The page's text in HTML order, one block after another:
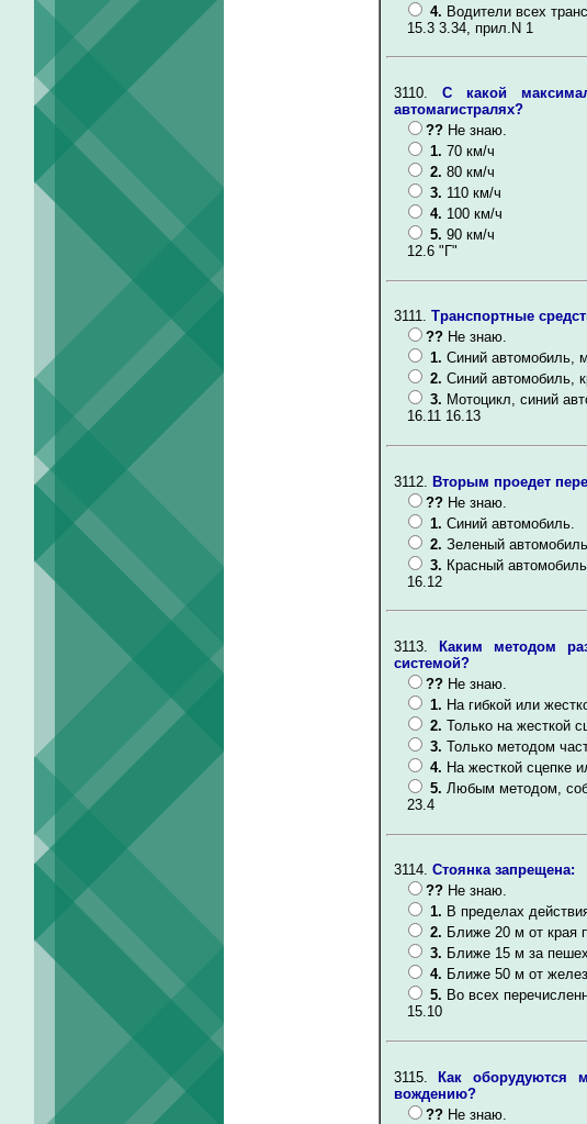
4. Водители всех
15.3 3.34, прил.N 1
3110. С какой
автомагистралях?
?? Не знаю.
1. 70 км/ч
2. 80 км/ч
3. 110 км/ч
4. 100 км/ч
5. 90 км/ч
12.6 "Г"
3111. Транспортные
?? Не знаю.
1. Синий автомобиль,
2. Синий автомобиль,
3. Мотоцикл, синий
16.11 16.13
3112.
Вторым проедет
?? Не знаю.
1. Синий автомобиль.
2. Зеленый автомобиль.
3. Красный автомобиль.
16.12
3113.
Каким методом
системой?
?? Не знаю.
1. На гибкой или
2. Только на жесткой
3. Только методом
4. На жесткой сцепке
5. Любым методом,
23.4
3114. Стоянка запрещена:
?? Не знаю.
1. В пределах
2. Ближе 20 м от края
3. Ближе 15 м за
4. Ближе 50 м от
5. Во всех
15.10
3115.Как оборудуются
вождению?
?? Не знаю.